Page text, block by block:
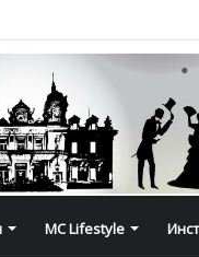
MC Lifestyle